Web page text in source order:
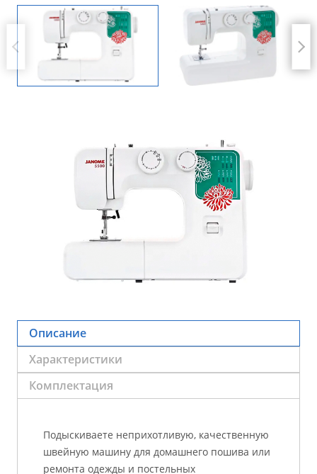
Описание
Характеристики
Комплектация
Подыскиваете неприхотливую, качественную
швейную машину для домашнего пошива или
ремонта одежды и постельных